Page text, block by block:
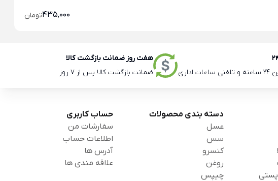
435,000تومان
هفت روز ضمانت بازگشت کالا
ضمانت بازگشت کالا پس از 7 روز
پستی
دسته بندی محصولات
عسل
سس
کنسرو
روغن
چیپس
حساب کاربری
سفارشات من
اطلاعات حساب
آدرس ها
علاقه مندی ها